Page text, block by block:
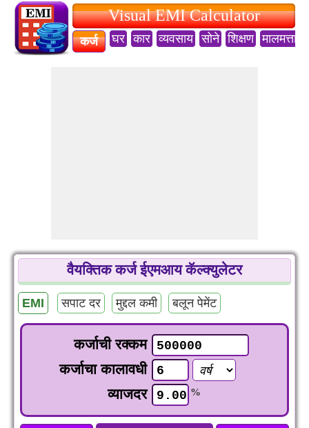
Visual EMI Calculator
कर्ज घर कार व्यवसाय सोने शिक्षण मालमत्ता
वैयक्तिक कर्ज ईएमआय कॅल्क्युलेटर
EMI सपाट दर मुद्दल कमी बलून पेमेंट
कर्जाची रक्कम
कर्जाचा कालावधी
व्याजदर
%